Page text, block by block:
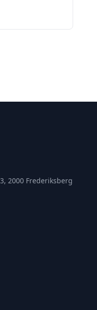
2000 Frederiksberg